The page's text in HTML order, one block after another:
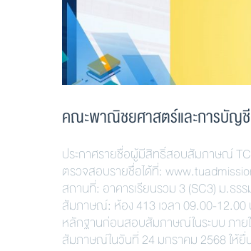
คณะพาณิชยศาสตร์และการบัญ
ประกาศรายชื่อผู้มีสิทธิ์สอบสัมภาษณ์
ตรวจสอบรายชื่อได้ที่:
สถานที่: อาคารเรียนรวม 3 (SC3) ม.ธ
สัมภาษณ์: ห้อง 413 เวลา 09.00-
หลักฐานก่อนสอบสัมภาษณ์ในระบบ ภา
สัมภาษณ์ในวันที่ 24 มกราคม 2568 ให้